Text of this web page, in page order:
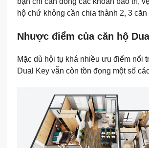
hộ chứ không cần chia thành 2, 3 căn
Nhược điểm của căn hộ
Mặc dù hội tụ khá nhiều ưu điểm nổi
Dual Key vẫn còn tồn đọng một số